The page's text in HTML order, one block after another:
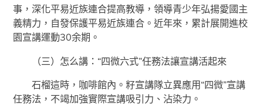
事，深化平易近族連合提高教導，領導青少年弘揚愛國主
義精力，自發保護平易近族連合。近年來，累計展開進校
園宣講運動30余期。
（三）怎么講：“四微六式”任務法讓宣講活起來
石榴這時，咖啡館內。籽宣講隊立異應用“四微”宣講
任務法，不竭加強實際宣講吸引力、沾染力。